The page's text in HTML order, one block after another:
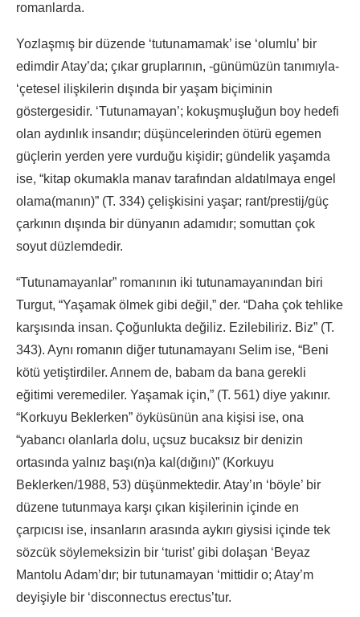
romanlarda.
Yozlaşmış bir düzende ‘tutunamamak’ ise ‘olumlu’ bir
edimdir Atay’da; çıkar gruplarının, -günümüzün tanımıyla-
‘çetesel ilişkilerin dışında bir yaşam biçiminin
göstergesidir. ‘Tutunamayan’; kokuşmuşluğun boy hedefi
olan aydınlık insandır; düşüncelerinden ötürü egemen
güçlerin yerden yere vurduğu kişidir; gündelik yaşamda
ise, “kitap okumakla manav tarafından aldatılmaya engel
olama(manın)” (T. 334) çelişkisini yaşar; rant/prestij/güç
çarkının dışında bir dünyanın adamıdır; somuttan çok
soyut düzlemdedir.
“Tutunamayanlar” romanının iki tutunamayanından biri
Turgut, “Yaşamak ölmek gibi değil,” der. “Daha çok tehlike
karşısında insan. Çoğunlukta değiliz. Ezilebiliriz. Biz” (T.
343). Aynı romanın diğer tutunamayanı Selim ise, “Beni
kötü yetiştirdiler. Annem de, babam da bana gerekli
eğitimi veremediler. Yaşamak için,” (T. 561) diye yakınır.
“Korkuyu Beklerken” öyküsünün ana kişisi ise, ona
“yabancı olanlarla dolu, uçsuz bucaksız bir denizin
ortasında yalnız başı(n)a kal(dığını)” (Korkuyu
Beklerken/1988, 53) düşünmektedir. Atay’ın ‘böyle’ bir
düzene tutunmaya karşı çıkan kişilerinin içinde en
çarpıcısı ise, insanların arasında aykırı giysisi içinde tek
sözcük söylemeksizin bir ‘turist’ gibi dolaşan ‘Beyaz
Mantolu Adam’dır; bir tutunamayan ‘mittidir o; Atay’m
deyişiyle bir ‘disconnectus erectus’tur.